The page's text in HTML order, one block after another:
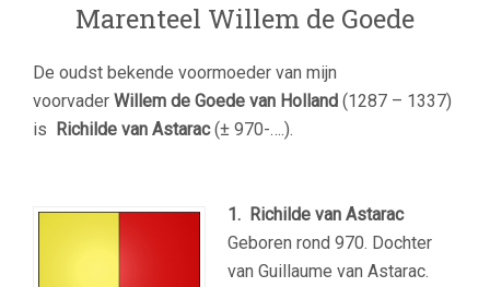
Marenteel Willem de Goede
De oudst bekende voormoeder van mijn
voorvader Willem de Goede van Holland (1287 – 1337)
is Richilde van Astarac (± 970-….).
1. Richilde van Astarac
Geboren rond 970. Dochter
van Guillaume van Astarac.